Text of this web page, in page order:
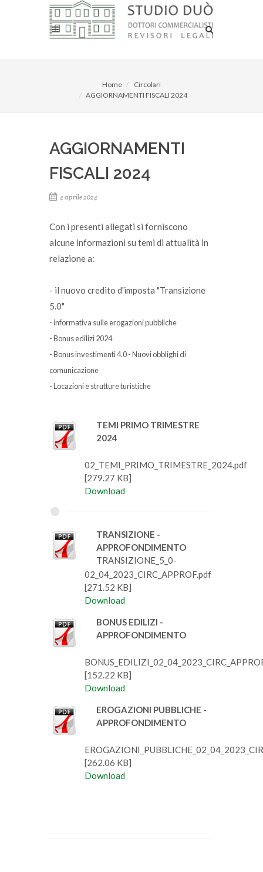
Home
Circolari
AGGIORNAMENTI FISCALI 2024
AGGIORNAMENTI
FISCALI 2024
4 aprile 2024
Con i presenti allegati si forniscono
alcune informazioni su temi di attualità in
relazione a:
- il nuovo credito d'imposta "Transizione
5.0"
- informativa sulle erogazioni pubbliche
- Bonus edilizi 2024
- Bonus investimenti 4.0 - Nuovi obblighi di
comunicazione
- Locazioni e strutture turistiche
TEMI PRIMO TRIMESTRE
2024
02_TEMI_PRIMO_TRIMESTRE_2024.pdf
[279.27 KB]
Download
TRANSIZIONE -
APPROFONDIMENTO
TRANSIZIONE_5_0-
02_04_2023_CIRC_APPROF.pdf
[271.52 KB]
Download
BONUS EDILIZI -
APPROFONDIMENTO
[152.22 KB]
Download
EROGAZIONI PUBBLICHE -
APPROFONDIMENTO
[262.06 KB]
Download